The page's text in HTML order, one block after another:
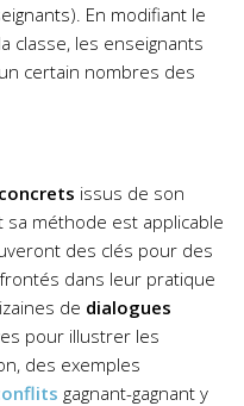
En modifiant le
classe, les enseignants
certain nombres des
issus de son
méthode est applicable
des clés pour des
dans leur pratique
de dialogues
pour illustrer les
des exemples
gagnant-gagnant y